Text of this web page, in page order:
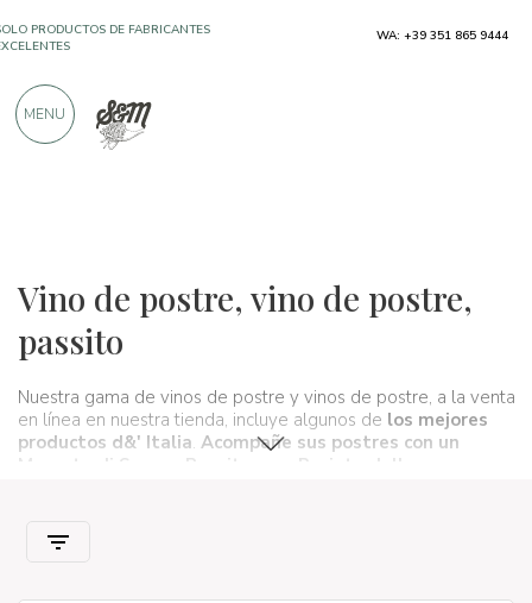
Vino de postre, vino de postre,
passito
Nuestra gama de vinos de postre y vinos de postre, a la venta
en línea en nuestra tienda, incluye algunos de los mejores
productos d&' Italia. Acompañe sus postres con un
Moscato di Scanzo Passito
o un Recioto della
PRODUCTOS DE FABRICANTES
DE 900 CRÍTICAS POSITIVAS
WA: +39 351 865 9444
MENU